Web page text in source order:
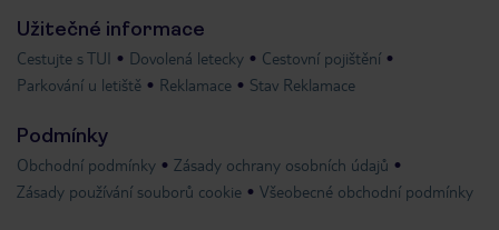
Užitečné informace
Cestujte s TUI Dovolená letecky
Cestovní pojištění
Parkování u letiště
Reklamace Stav Reklamace
Podmínky
Obchodní podmínky
Zásady ochrany osobních údajů
Zásady používání souborů cookie
Všeobecné obchodní podmínky